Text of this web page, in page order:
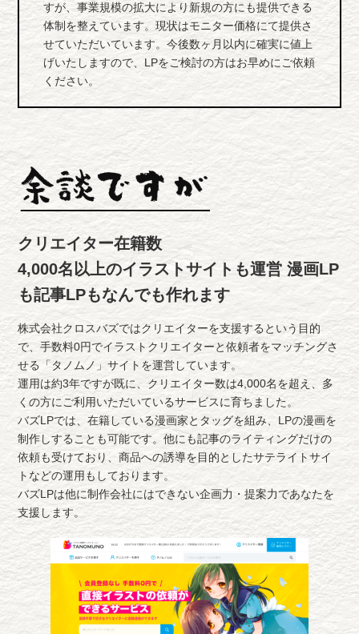
すが、事業規模の拡大により新規の方にも提供できる
体制を整えています。現状はモニター価格にて提供さ
せていただいています。今後数ヶ月以内に確実に値上
げいたしますので、LPをご検討の方はお早めにご依頼
ください。
クリエイター在籍数
4,000名以上のイラストサイトも運営 漫画LP
も記事LPもなんでも作れます
株式会社クロスバズではクリエイターを支援するという目的
で、手数料0円でイラストクリエイターと依頼者をマッチングさ
せる「タノムノ」サイトを運営しています。
運用は約3年ですが既に、クリエイター数は4,000名を超え、多
くの方にご利用いただいているサービスに育ちました。
バズLPでは、在籍している漫画家とタッグを組み、LPの漫画を
制作しすることも可能です。他にも記事のライティングだけの
依頼も受けており、商品への誘導を目的としたサテライトサイ
トなどの運用もしております。
バズLPは他に制作会社にはできない企画力・提案力であなたを
支援します。